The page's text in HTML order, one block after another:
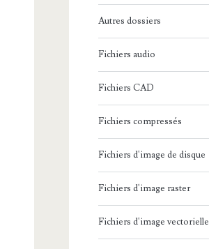
Autres dossiers
Fichiers audio
Fichiers CAD
Fichiers compressés
Fichiers d'image de disque
Fichiers d'image raster
Fichiers d'image vectorielle